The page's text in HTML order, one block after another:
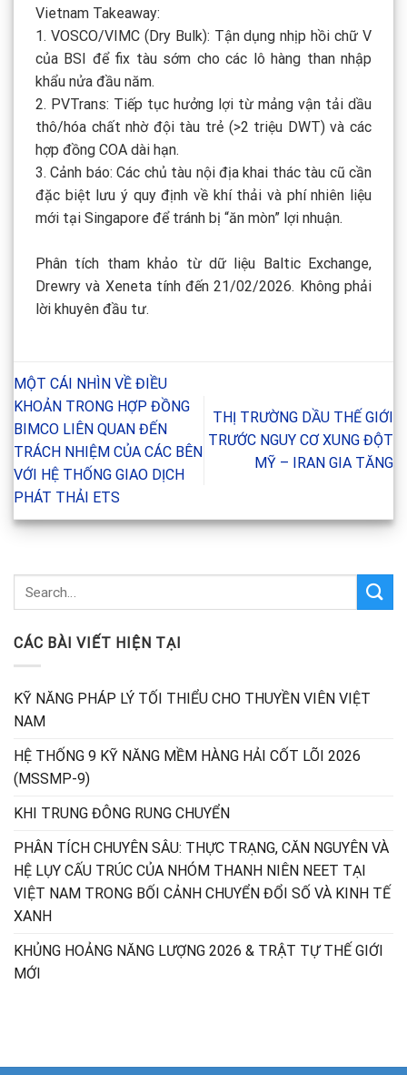
Vietnam Takeaway:
1. VOSCO/VIMC (Dry Bulk): Tận dụng nhịp hồi chữ V
của BSI để fix tàu sớm cho các lô hàng than nhập
khẩu nửa đầu năm.
2. PVTrans: Tiếp tục hưởng lợi từ mảng vận tải dầu
thô/hóa chất nhờ đội tàu trẻ (>2 triệu DWT) và các
hợp đồng COA dài hạn.
3. Cảnh báo: Các chủ tàu nội địa khai thác tàu cũ cần
đặc biệt lưu ý quy định về khí thải và phí nhiên liệu
mới tại Singapore để tránh bị “ăn mòn” lợi nhuận.
Phân tích tham khảo từ dữ liệu Baltic Exchange,
Drewry và Xeneta tính đến 21/02/2026. Không phải
lời khuyên đầu tư.
MỘT CÁI NHÌN VỀ ĐIỀU
KHOẢN TRONG HỢP ĐỒNG
BIMCO LIÊN QUAN ĐẾN
TRÁCH NHIỆM CỦA CÁC BÊN
VỚI HỆ THỐNG GIAO DỊCH
PHÁT THẢI ETS
THỊ TRƯỜNG DẦU THẾ GIỚI
TRƯỚC NGUY CƠ XUNG ĐỘT
MỸ – IRAN GIA TĂNG
CÁC BÀI VIẾT HIỆN TẠI
KỸ NĂNG PHÁP LÝ TỐI THIỂU CHO THUYỀN VIÊN VIỆT
NAM
HỆ THỐNG 9 KỸ NĂNG MỀM HÀNG HẢI CỐT LÕI 2026
(MSSMP-9)
KHI TRUNG ĐÔNG RUNG CHUYỂN
PHÂN TÍCH CHUYÊN SÂU: THỰC TRẠNG, CĂN NGUYÊN VÀ
HỆ LỤY CẤU TRÚC CỦA NHÓM THANH NIÊN NEET TẠI
VIỆT NAM TRONG BỐI CẢNH CHUYỂN ĐỔI SỐ VÀ KINH TẾ
XANH
KHỦNG HOẢNG NĂNG LƯỢNG 2026 & TRẬT TỰ THẾ GIỚI
MỚI